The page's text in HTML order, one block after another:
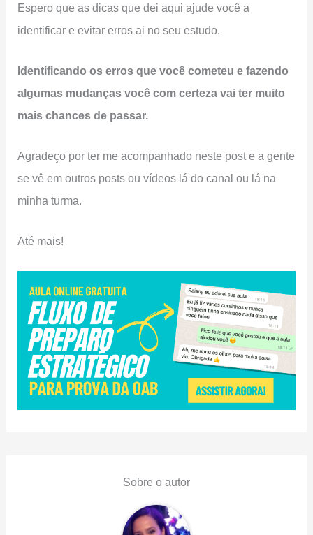
Espero que as dicas que dei aqui ajude você a
identificar e evitar erros ai no seu estudo.
Identificando os erros que você cometeu e fazendo
algumas mudanças você com certeza vai ter muito
mais chances de passar.
Agradeço por ter me acompanhado neste post e a gente
se vê em outros posts ou vídeos lá do canal ou lá na
minha turma.
Até mais!
Sobre o autor